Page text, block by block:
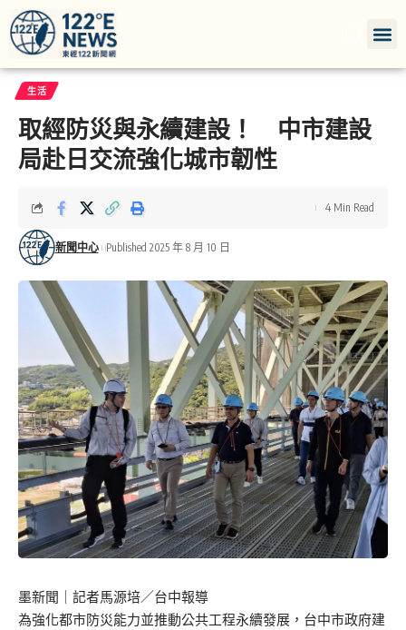
生活
取經防災與永續建設！ 中市建設
局赴日交流強化城市韌性
新聞中心 Published 2025 年 8 月 10 日
4 Min Read
墨新聞 ｜記者馬源培／台中報導
為強化都市防災能力並推動公共工程永續發展，台中市政府建